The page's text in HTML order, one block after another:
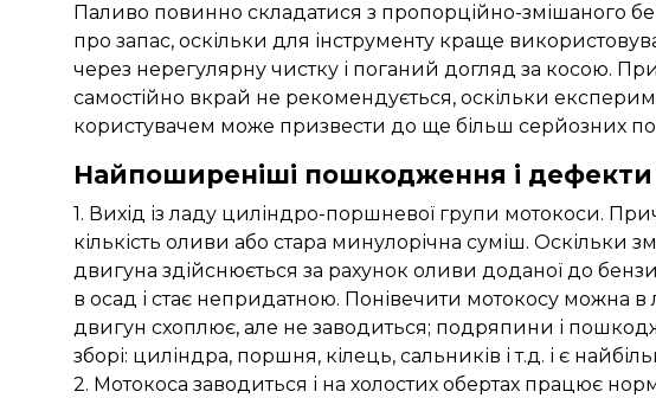
Паливо повинно складатися з пропорційно-змішаного
про запас, оскільки для інструменту краще
через нерегулярну чистку і поганий догляд за косою.
самостійно вкрай не рекомендується, оскільки
користувачем може призвести до ще більш серйозних
Найпоширеніші пошкодження і
1. Вихід із ладу циліндро-поршневої групи мотокоси.
кількість оливи або стара минулорічна суміш. Оскільки
двигуна здійснюється за рахунок оливи доданої до
в осад і стає непридатною. Понівечити мотокосу можна
двигун схоплює, але не заводиться; подряпини і
зборі: циліндра, поршня, кілець, сальників і т.д. і є
2. Мотокоса заводиться і на холостих обертах працює